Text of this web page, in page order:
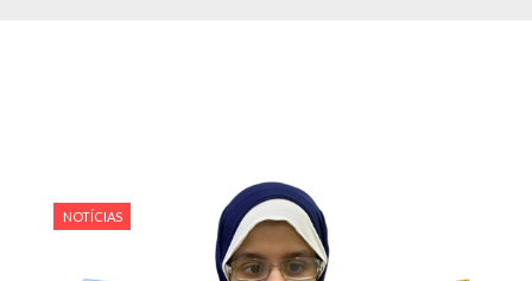
Em nome de Deus, O Clemente, O Misericordioso! O Centro
Islâmico no Brasil parabeniza a nação islâmica pela chegada
no ano novo muçulmano de 1435 Hejrita. Desejamos a
todos os irmãos e irmãs um novo
NOTÍCIAS